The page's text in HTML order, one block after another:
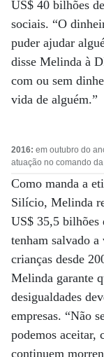
US$ 40 bilhões
sociais. “O
puder ajudar
disse Melinda à
com ou sem
vida de alguém.”
2016: em outubro do
atuação no comando
Como manda a
Silício, Melinda
US$ 35,5 bilhões
tenham salvado
crianças desde
Melinda garante
desigualdades
empresas. “Não
podemos aceitar,
continuem